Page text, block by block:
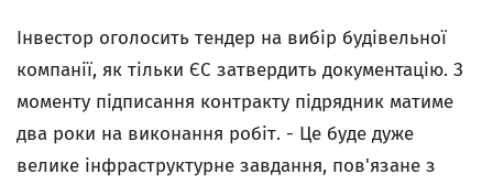
Інвестор оголосить тендер на вибір будівельної
компанії, як тільки ЄС затвердить документацію. З
моменту підписання контракту підрядник матиме
два роки на виконання робіт. - Це буде дуже
велике інфраструктурне завдання, пов'язане з